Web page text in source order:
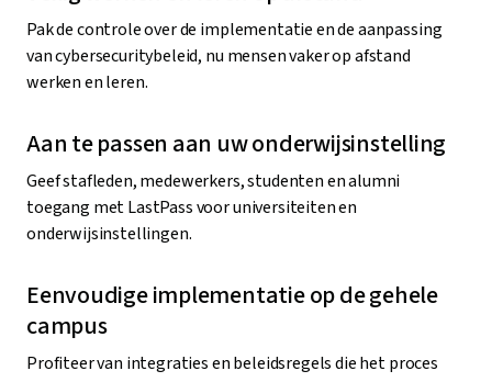
Pak de controle over de implementatie en de aanpassing
van cybersecuritybeleid, nu mensen vaker op afstand
werken en leren.
Aan te passen aan uw onderwijsinstelling
Geef stafleden, medewerkers, studenten en alumni
toegang met LastPass voor universiteiten en
onderwijsinstellingen.
Eenvoudige implementatie op de gehele
campus
Profiteer van integraties en beleidsregels die het proces